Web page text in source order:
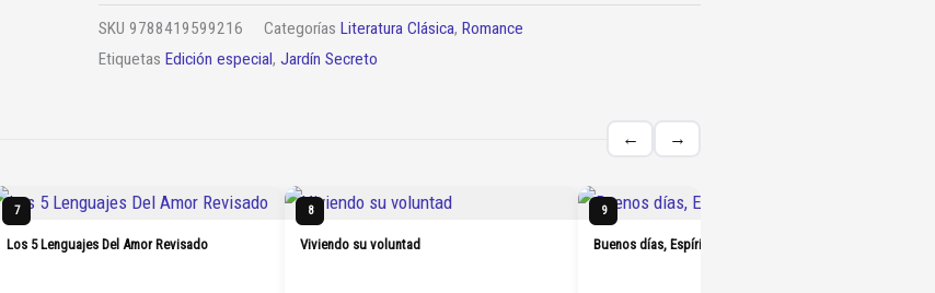
SKU 9788419599216 Categorías Literatura Clásica, Romance
Etiquetas Edición especial, Jardín Secreto
← →
7
Los 5 Lenguajes Del Amor Revisado
8
Viviendo su voluntad
9
Buenos días, Espíritu Santo